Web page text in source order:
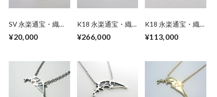
SV 永楽通宝・織田
ックレス
¥20,000
K18 永楽通宝・織
ネックレス(45cm)
¥266,000
K18 永楽通宝・織
ペンダント（トップ
¥113,000